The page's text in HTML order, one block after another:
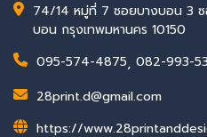
74/14 หมู่ที่ 7 ซอยบางบอน 3 ซ
บอน กรุงเทพมหานคร 10150
095-574-4875, 082-993-
28print.d@gmail.com
https://